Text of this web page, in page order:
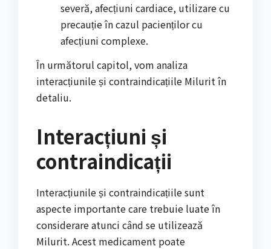
severă, afecțiuni cardiace, utilizare cu
precauție în cazul pacienților cu
afecțiuni complexe.
În următorul capitol, vom analiza
interacțiunile și contraindicațiile Milurit în
detaliu.
Interacțiuni și
contraindicații
Interacțiunile și contraindicațiile sunt
aspecte importante care trebuie luate în
considerare atunci când se utilizează
Milurit. Acest medicament poate